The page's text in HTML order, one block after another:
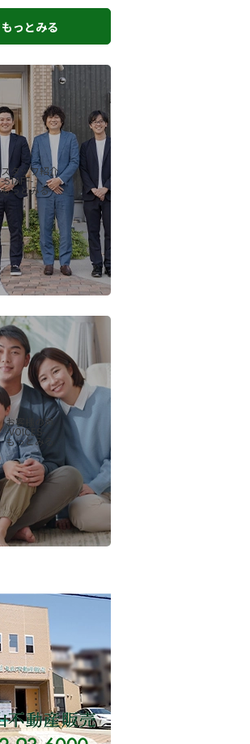
もっとみる
スタッフ紹介
-STAFF-
もっとみる
お客様の声
-VOICES-
もっとみる